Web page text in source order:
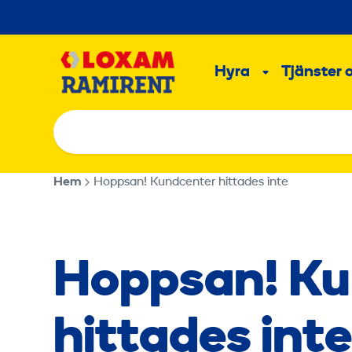
till
Hyra Undermeny
Tjänster
Hem Hoppsan! Kundcenter hittades inte
Hoppsan!
hittades inte